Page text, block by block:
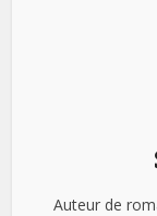
Auteur de